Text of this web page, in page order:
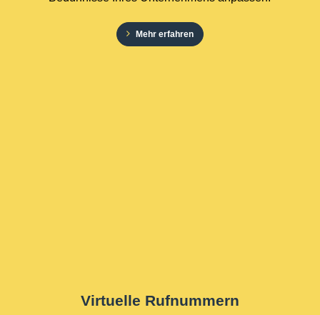
Mehr erfahren
Virtuelle Rufnummern